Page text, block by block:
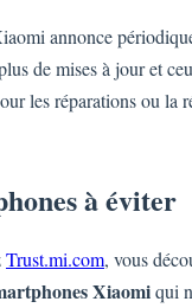
annonce
de mises à jour et
les réparations ou la
à éviter
Trust.mi.com, vous
Xiaomiqui